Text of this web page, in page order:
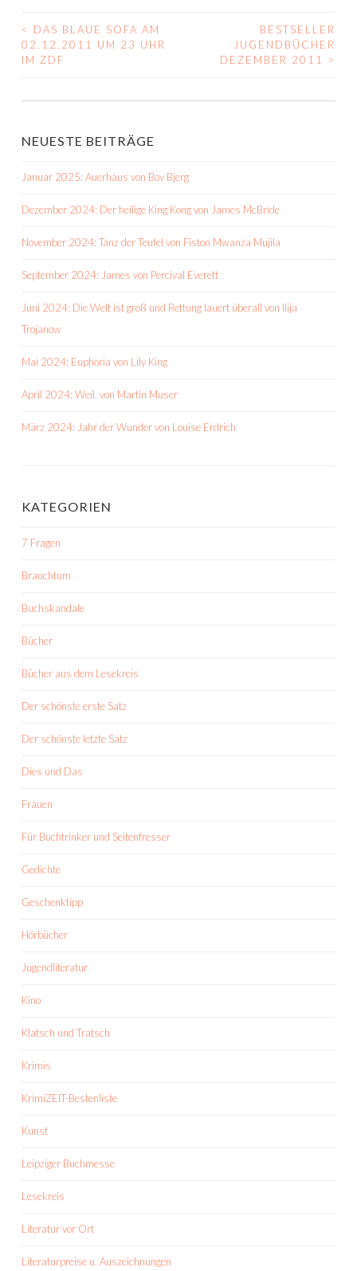
BEITRAGS-
NAVIGATION
<
DAS BLAUE SOFA AM
02.12.2011 UM 23 UHR
IM ZDF
BESTSELLER
JUGENDBÜCHER
DEZEMBER 2011
>
NEUESTE BEITRÄGE
Januar 2025: Auerhaus von Bov Bjerg
Dezember 2024: Der heilige King Kong von James McBride
November 2024: Tanz der Teufel von Fiston Mwanza Mujila
September 2024: James von Percival Everett
Juni 2024: Die Welt ist groß und Rettung lauert überall von Ilija
Trojanow
Mai 2024: Euphoria von Lily King
April 2024: Weil. von Martin Muser
März 2024: Jahr der Wunder von Louise Erdrich
KATEGORIEN
7 Fragen
Brauchtum
Buchskandale
Bücher
Bücher aus dem Lesekreis
Der schönste erste Satz
Der schönste letzte Satz
Dies und Das
Frauen
Für Buchtrinker und Seitenfresser
Gedichte
Geschenktipp
Hörbücher
Jugendliteratur
Kino
Klatsch und Tratsch
Krimis
KrimiZEIT-Bestenliste
Kunst
Leipziger Buchmesse
Lesekreis
Literatur vor Ort
Literaturpreise u. Auszeichnungen